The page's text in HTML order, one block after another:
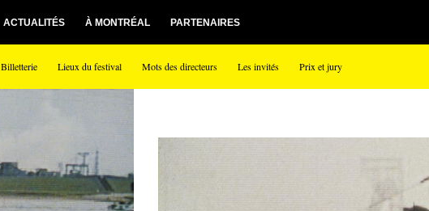
Billetterie Lieux du festival Mots des directeurs Les invités Prix et jury
ACTUALITÉS À MONTRÉAL PARTENAIRES